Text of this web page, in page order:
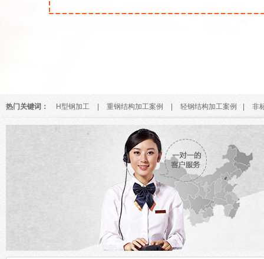
热门关键词： H型钢加工 重钢结构加工案例 | 轻钢结构加工案例 | 非